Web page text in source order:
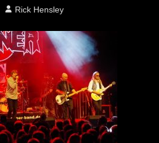
Author
Rick Hensley